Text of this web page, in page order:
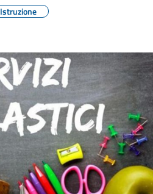
Istruzione